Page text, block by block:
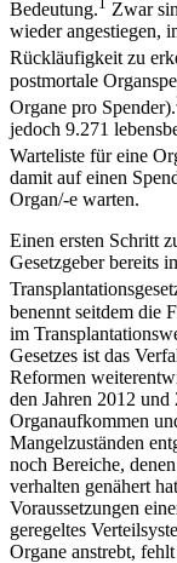
Bedeutung.
Zwar
wieder angestiegen,
Rückläufigkeit zu
postmortale
Organe pro Spender).
jedoch 9.271
Warteliste für eine
damit auf einen
Organ/-e warten.
Einen ersten Schritt
Gesetzgeber bereits
benennt seitdem die
im
Gesetzes ist das
Reformen
den Jahren 2012 und
Organaufkommen
Mangelzuständen
noch Bereiche,
verhalten genähert
Voraussetzungen
geregeltes
Organe anstrebt,